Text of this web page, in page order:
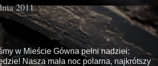
2011
w Mieście Gówna pełni nadziei:
Nasza mała noc polarna, najkrótszy